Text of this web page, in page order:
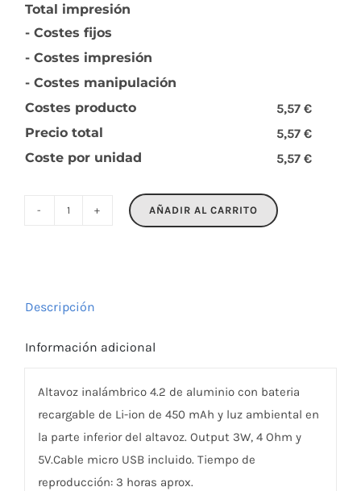
Total impresión
- Costes fijos
- Costes impresión
- Costes manipulación
Costes producto
5,57 €
Precio total
5,57 €
Coste por unidad
5,57 €
AÑADIR AL CARRITO
Descripción
Información adicional
Altavoz inalámbrico 4.2 de aluminio con bateria
recargable de Li-ion de 450 mAh y luz ambiental en
la parte inferior del altavoz. Output 3W, 4 Ohm y
5V.Cable micro USB incluido. Tiempo de
reproducción: 3 horas aprox.